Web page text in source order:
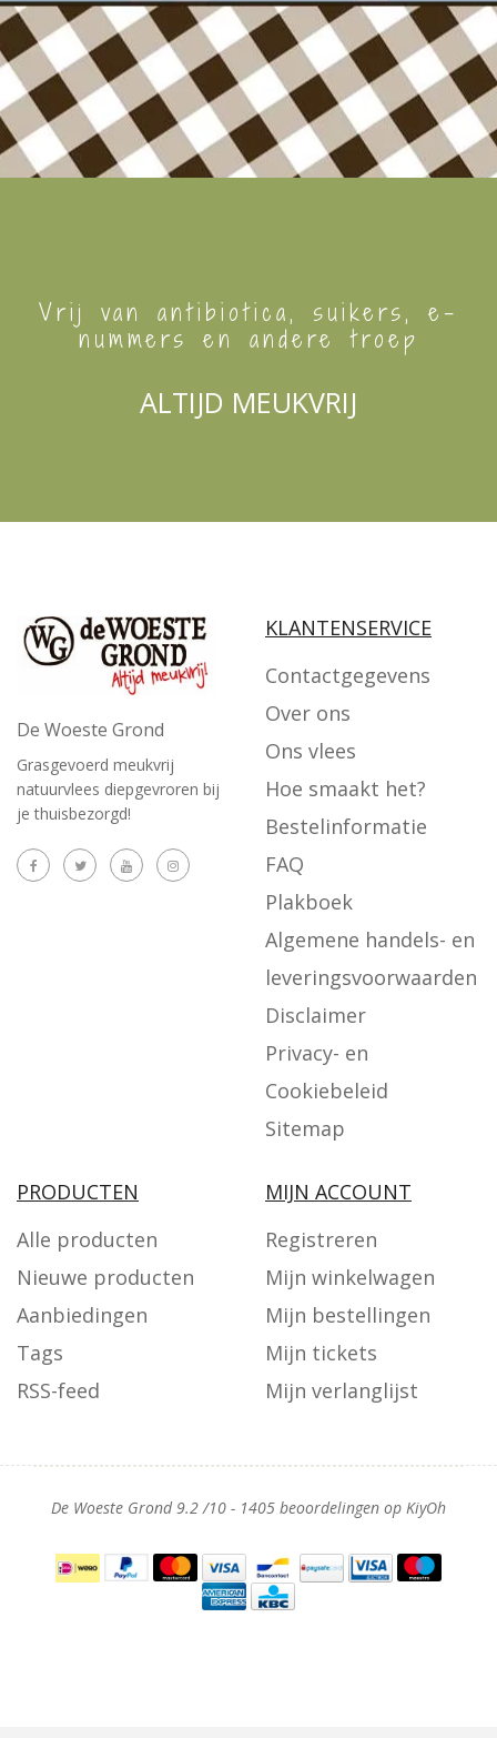
Vrij van antibiotica, suikers, e-
nummers en andere troep
ALTIJD MEUKVRIJ
De Woeste Grond
Grasgevoerd meukvrij
natuurvlees diepgevroren bij
je thuisbezorgd!
KLANTENSERVICE
Contactgegevens
Over ons
Ons vlees
Hoe smaakt het?
Bestelinformatie
FAQ
Plakboek
Algemene handels- en
leveringsvoorwaarden
Disclaimer
Privacy- en
Cookiebeleid
Sitemap
PRODUCTEN
Alle producten
Nieuwe producten
Aanbiedingen
Tags
RSS-feed
MIJN ACCOUNT
Registreren
Mijn winkelwagen
Mijn bestellingen
Mijn tickets
Mijn verlanglijst
De Woeste Grond9.2/10 - 1405 beoordelingen op KiyOh